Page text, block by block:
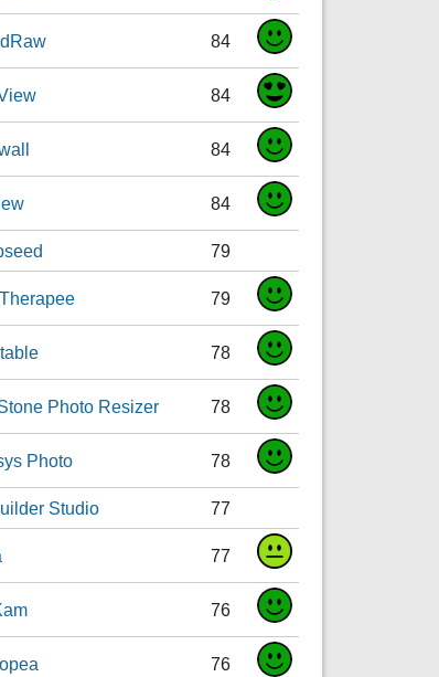
84
84
84
84
79
79
78
Photo Resizer 78
Photo 78
Studio 77
77
76
76